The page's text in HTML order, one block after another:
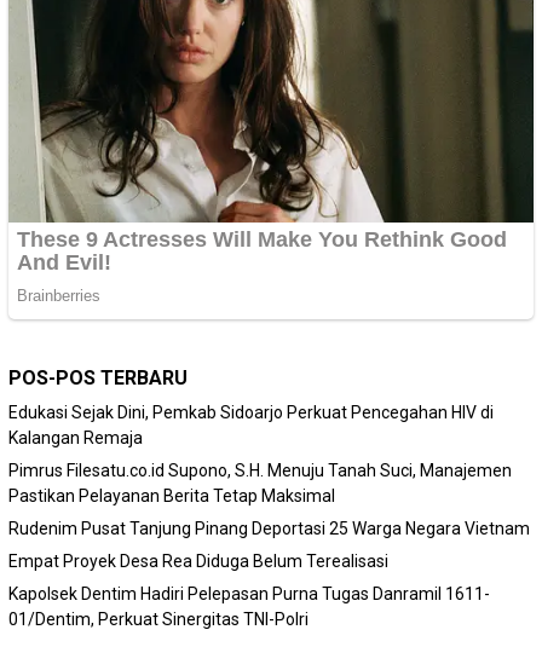
POS-POS TERBARU
Edukasi Sejak Dini, Pemkab Sidoarjo Perkuat Pencegahan HIV di
Kalangan Remaja
Pimrus Filesatu.co.id Supono, S.H. Menuju Tanah Suci, Manajemen
Pastikan Pelayanan Berita Tetap Maksimal
Rudenim Pusat Tanjung Pinang Deportasi 25 Warga Negara Vietnam
Empat Proyek Desa Rea Diduga Belum Terealisasi
Kapolsek Dentim Hadiri Pelepasan Purna Tugas Danramil 1611-
01/Dentim, Perkuat Sinergitas TNI-Polri